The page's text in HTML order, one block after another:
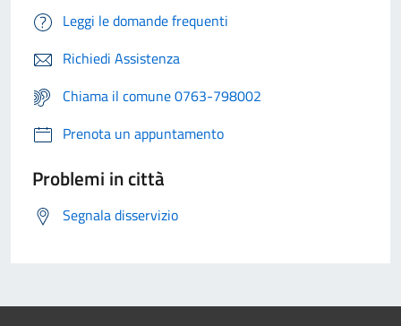
Leggi le domande frequenti
Richiedi Assistenza
Chiama il comune 0763-798002
Prenota un appuntamento
Problemi in città
Segnala disservizio